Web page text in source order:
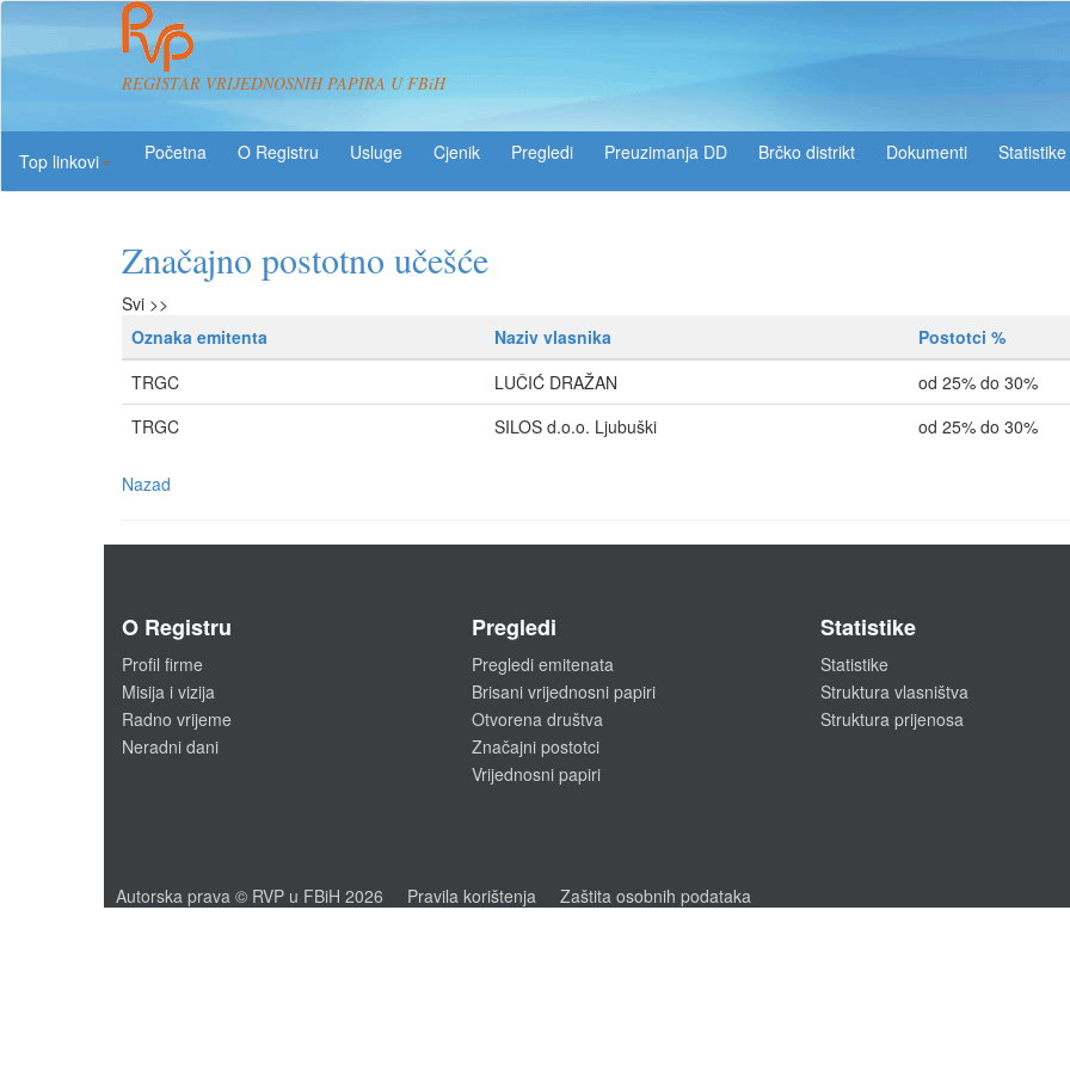
REGISTAR VRIJEDNOSNIH PAPIRA U FBiH
Top linkovi
O Registru Usluge Pregledi Preuzimanja DD Brčko distrikt Dokumenti Statistike
Značajno postotno učešće
Svi >>
Oznaka emitenta
Naziv vlasnika Postotci %
TRGC
LUČIĆ DRAŽAN od 25% do 30%
TRGC
SILOS d.o.o. Ljubuški od 25% do 30%
Nazad
O Registru
Profil firme
Misija i vizija
Radno vrijeme
Neradni dani
Pregledi
Pregledi emitenata
Brisani vrijednosni papiri
Otvorena društva
Značajni postotci
Vrijednosni papiri
Statistike
Statistike
Struktura vlasništva
Struktura prijenosa
Autorska prava © RVP u FBiH 2026 Pravila korištenja Zaštita osobnih podataka